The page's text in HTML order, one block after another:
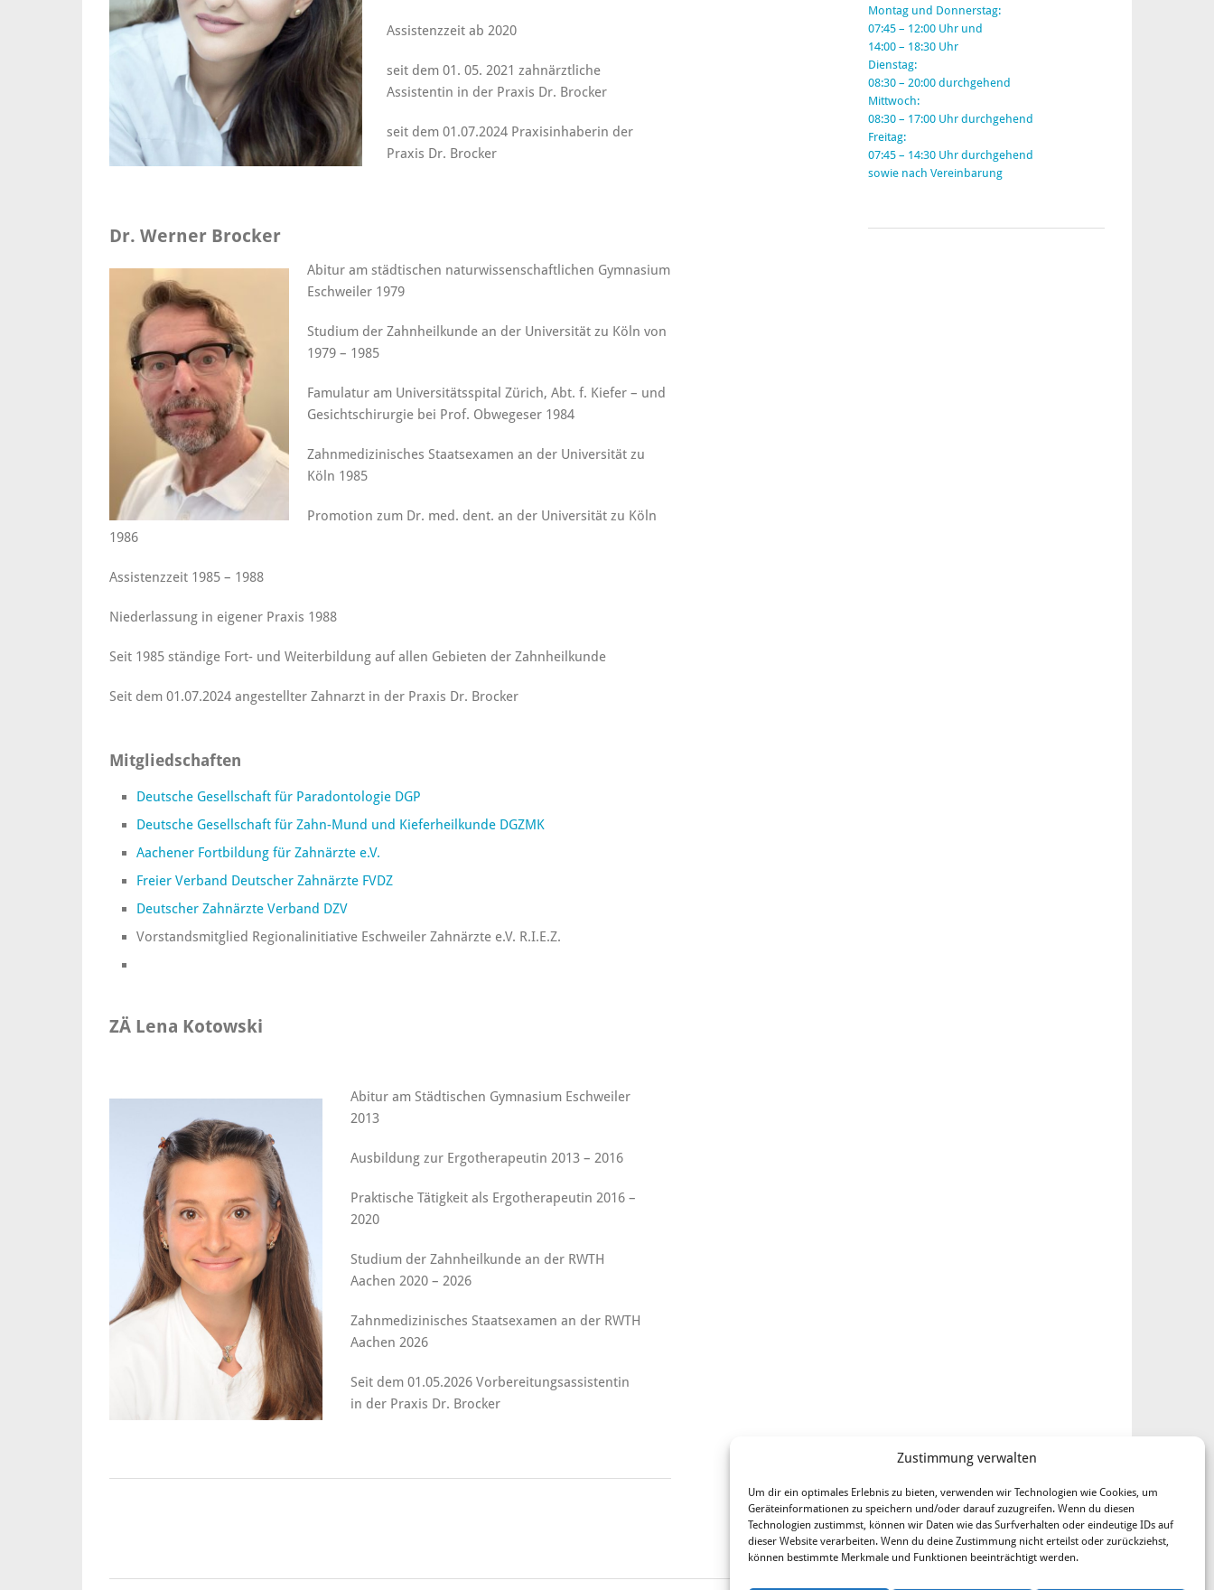
Zustimmung verwalten
Um dir ein optimales Erlebnis zu bieten, verwenden wir Technologien wie Cookies, um
Geräteinformationen zu speichern und/oder darauf zuzugreifen. Wenn du diesen
Technologien zustimmst, können wir Daten wie das Surfverhalten oder eindeutige IDs auf
dieser Website verarbeiten. Wenn du deine Zustimmung nicht erteilst oder zurückziehst,
können bestimmte Merkmale und Funktionen beeinträchtigt werden.
Assistenzzeit ab 2020
seit dem 01. 05. 2021 zahnärztliche
Assistentin in der Praxis Dr. Brocker
seit dem 01.07.2024 Praxisinhaberin der
Praxis Dr. Brocker
Dr. Werner Brocker
Abitur am städtischen naturwissenschaftlichen Gymnasium
Eschweiler 1979
Studium der Zahnheilkunde an der Universität zu Köln von
1979 – 1985
Famulatur am Universitätsspital Zürich, Abt. f. Kiefer – und
Gesichtschirurgie bei Prof. Obwegeser 1984
Zahnmedizinisches Staatsexamen an der Universität zu
Köln 1985
Promotion zum Dr. med. dent. an der Universität zu Köln
1986
Assistenzzeit 1985 – 1988
Niederlassung in eigener Praxis 1988
Seit 1985 ständige Fort- und Weiterbildung auf allen Gebieten der Zahnheilkunde
Seit dem 01.07.2024 angestellter Zahnarzt in der Praxis Dr. Brocker
Mitgliedschaften
Deutsche Gesellschaft für Paradontologie DGP
Deutsche Gesellschaft für Zahn-Mund und Kieferheilkunde DGZMK
Aachener Fortbildung für Zahnärzte e.V.
Freier Verband Deutscher Zahnärzte FVDZ
Deutscher Zahnärzte Verband DZV
Vorstandsmitglied Regionalinitiative Eschweiler Zahnärzte e.V. R.I.E.Z.
ZÄ Lena Kotowski
Abitur am Städtischen Gymnasium Eschweiler
2013
Ausbildung zur Ergotherapeutin 2013 – 2016
Praktische Tätigkeit als Ergotherapeutin 2016 –
2020
Studium der Zahnheilkunde an der RWTH
Aachen 2020 – 2026
Zahnmedizinisches Staatsexamen an der RWTH
Aachen 2026
Seit dem 01.05.2026 Vorbereitungsassistentin
in der Praxis Dr. Brocker
Montag und Donnerstag:
07:45 – 12:00 Uhr und
14:00 – 18:30 Uhr
Dienstag:
08:30 – 20:00 durchgehend
Mittwoch:
08:30 – 17:00 Uhr durchgehend
Freitag:
07:45 – 14:30 Uhr durchgehend
sowie nach Vereinbarung